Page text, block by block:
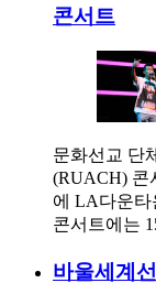
콘서트
문화선교 단
(RUACH) 콘
에 LA다운타
콘서트에는
바울세계